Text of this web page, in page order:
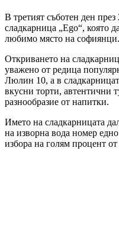
В третият съботен ден
сладкарница „Ego“, която
любимо място на софиянци.
Откриването на
уважено от редица
Люлин 10, а в
вкусни торти, автентични
разнообразие от напитки.
Името на сладкарницата
на изворна вода номер
избора на голям процент от